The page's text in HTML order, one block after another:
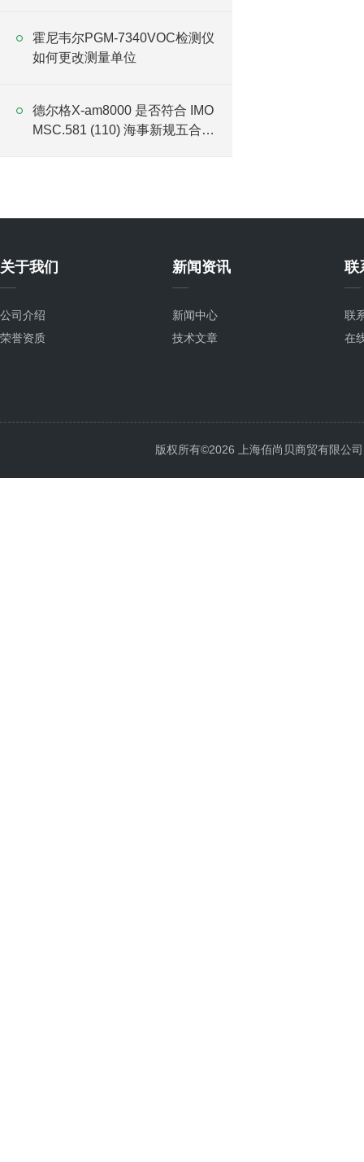
霍尼韦尔PGM-7340VOC检测仪
如何更改测量单位
德尔格X-am8000 是否符合 IMO
MSC.581 (110) 海事新规五合一
关于我们
公司介绍
荣誉资质
新闻资讯
新闻中心
技术文章
联
联
在
版权所有©2026 上海佰尚贝商贸有限公